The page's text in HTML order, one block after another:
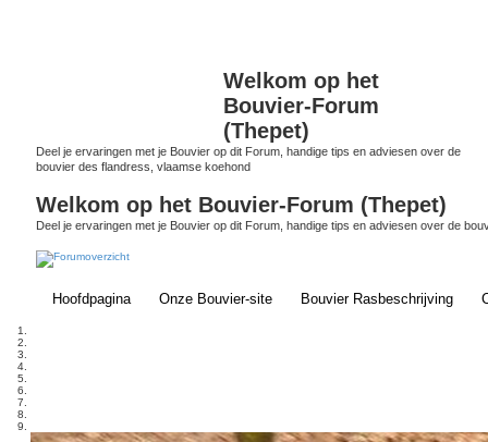
Welkom op het
Bouvier-Forum
(Thepet)
Deel je ervaringen met je Bouvier op dit Forum, handige tips en adviesen over de
bouvier des flandress, vlaamse koehond
Welkom op het Bouvier-Forum (Thepet)
Deel je ervaringen met je Bouvier op dit Forum, handige tips en adviesen over de
Hoofdpagina Onze Bouvier-site(Opens a new tab)
Bouvier Rasbeschrijving